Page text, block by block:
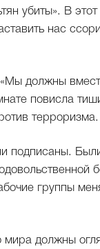
убиты». В
нас
должны
повисла
подписаны.
группы
должны